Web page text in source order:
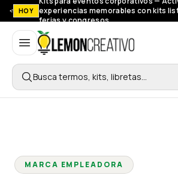
HOY
experiencias memorables con kits
ferias y congresos.
Lemon Creativo
Busca termos, kits, libretas…
MARCA EMPLEADORA